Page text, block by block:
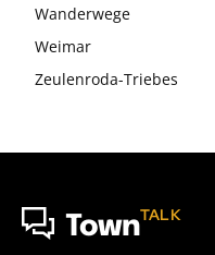
Wanderwege
Weimar
Zeulenroda-Triebes
TownTALK